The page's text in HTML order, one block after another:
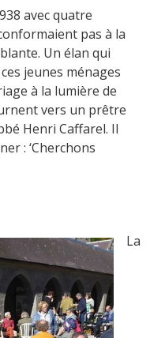
avec quatre
pas à la
Un élan qui
jeunes ménages
à la lumière de
vers un prêtre
Henri Caffarel. Il
: ‘Cherchons
La